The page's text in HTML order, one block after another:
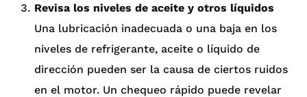
Revisa los niveles de aceite y otros líquidos
Una lubricación inadecuada o una baja en los
niveles de refrigerante, aceite o líquido de
dirección pueden ser la causa de ciertos ruidos
en el motor. Un chequeo rápido puede revelar